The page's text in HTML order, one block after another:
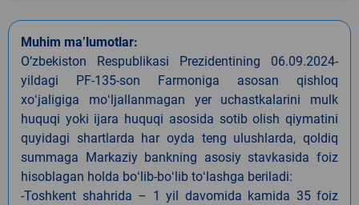
Muhim ma’lumotlar:
O‘zbekiston Respublikasi Prezidentining 06.09.2024-
yildagi PF-135-son Farmoniga asosan qishloq
xoʻjaligiga moʻljallanmagan yer uchastkalarini mulk
huquqi yoki ijara huquqi asosida sotib olish qiymatini
quyidagi shartlarda har oyda teng ulushlarda, qoldiq
summaga Markaziy bankning asosiy stavkasida foiz
hisoblagan holda boʻlib-boʻlib toʻlashga beriladi:
-Toshkent shahrida – 1 yil davomida kamida 35 foiz